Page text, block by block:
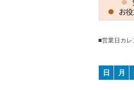
■営業日カレ
日 月